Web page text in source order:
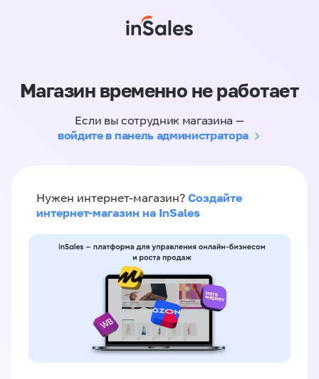
Магазин временно не работает
Если вы сотрудник магазина —
войдите в панель администратора
Нужен интернет-магазин? Создайте
интернет-магазин на InSales